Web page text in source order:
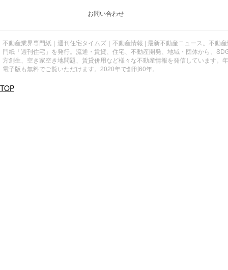
お問い合わせ
不動産業界専門紙｜週刊住宅タイムズ｜不動産情報 | 最新不動産ニュース。不動
門紙「週刊住宅」を発行。流通・賃貸、住宅、不動産開発、地域・団体から、
方創生、空き家空き地問題、賃貸併用など様々な不動産情報を発信しています。
電子版も無料でご覧いただけます。2020年で創刊60年。
TOP